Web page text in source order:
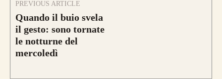
Nasce un nuovo modello di punta, uguale
nei colori e nelle essenza ad HELIOS.
Rispetto ad Helios, Alben segue le
PREVIOUS ARTICLE
Quando il buio svela
il gesto: sono tornate
le notturne del
mercoledì